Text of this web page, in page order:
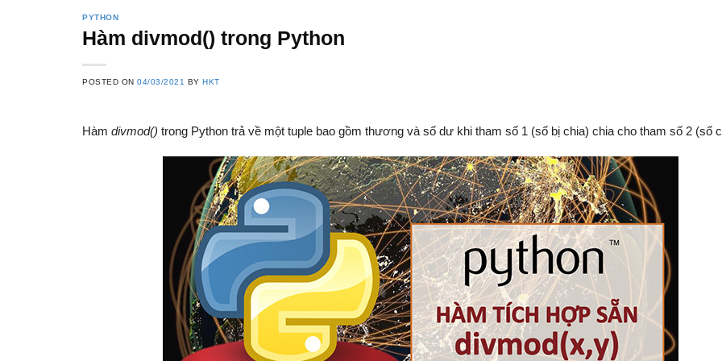
PYTHON
Hàm divmod() trong Python
POSTED ON04/03/2021 BYHKT
Hàm divmod() trong Python trả về một tuple bao gồm thương và số dư khi tham số 1 (số bị chia) chia cho tham số 2 (số